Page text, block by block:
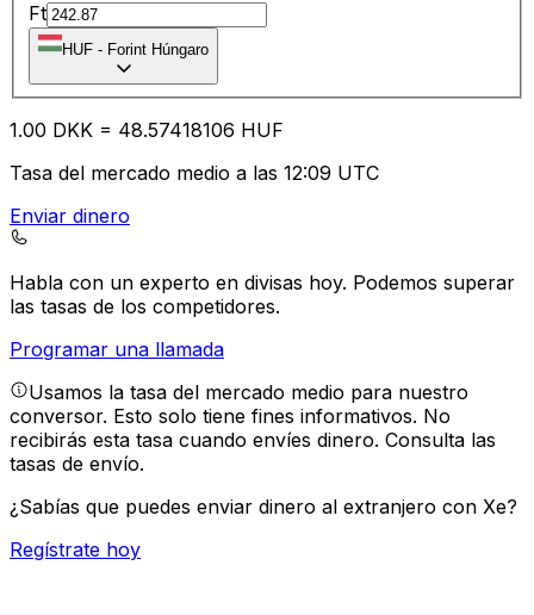
Ft
HUF - Forint Húngaro
1.00 DKK = 48.57418106 HUF
Tasa del mercado medio a las 12:09 UTC
Enviar dinero
Habla con un experto en divisas hoy. Podemos superar
las tasas de los competidores.
Programar una llamada
Usamos la tasa del mercado medio para nuestro
conversor. Esto solo tiene fines informativos. No
recibirás esta tasa cuando envíes dinero. Consulta las
tasas de envío.
¿Sabías que puedes enviar dinero al extranjero con Xe?
Regístrate hoy